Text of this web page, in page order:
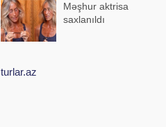
Məşhur aktrisa
saxlanıldı
turlar.az